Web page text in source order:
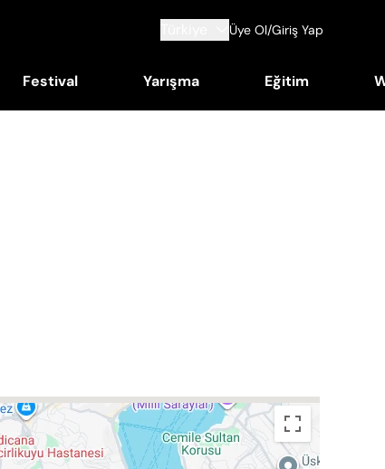
Üye Ol/Giriş Yap
Festival Yarışma Eğitim